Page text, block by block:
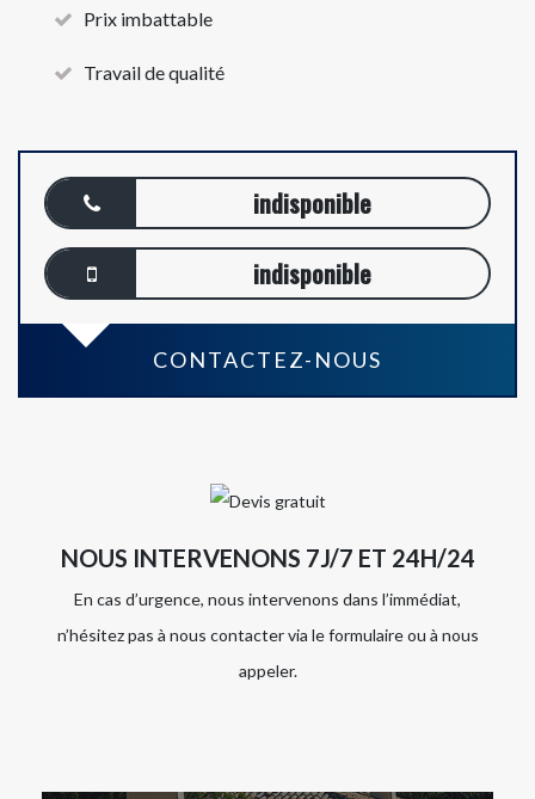
Prix imbattable
Travail de qualité
indisponible
indisponible
CONTACTEZ-NOUS
NOUS INTERVENONS 7J/7 ET 24H/24
En cas d’urgence, nous intervenons dans l’immédiat,
n’hésitez pas à nous contacter via le formulaire ou à nous
appeler.